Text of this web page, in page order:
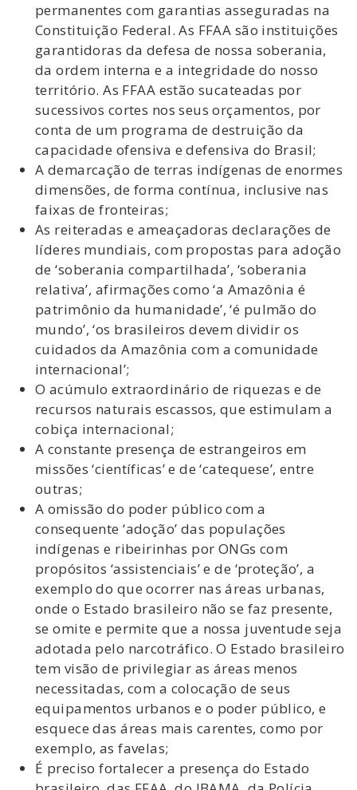
permanentes com garantias asseguradas na
Constituição Federal. As FFAA são instituições
garantidoras da defesa de nossa soberania,
da ordem interna e a integridade do nosso
território. As FFAA estão sucateadas por
sucessivos cortes nos seus orçamentos, por
conta de um programa de destruição da
capacidade ofensiva e defensiva do Brasil;
A demarcação de terras indígenas de enormes
dimensões, de forma contínua, inclusive nas
faixas de fronteiras;
As reiteradas e ameaçadoras declarações de
líderes mundiais, com propostas para adoção
de ‘soberania compartilhada’, ‘soberania
relativa’, afirmações como ‘a Amazônia é
patrimônio da humanidade’, ‘é pulmão do
mundo’, ‘os brasileiros devem dividir os
cuidados da Amazônia com a comunidade
internacional’;
O acúmulo extraordinário de riquezas e de
recursos naturais escassos, que estimulam a
cobiça internacional;
A constante presença de estrangeiros em
missões ‘científicas’ e de ‘catequese’, entre
outras;
A omissão do poder público com a
consequente ‘adoção’ das populações
indígenas e ribeirinhas por ONGs com
propósitos ‘assistenciais’ e de ‘proteção’, a
exemplo do que ocorrer nas áreas urbanas,
onde o Estado brasileiro não se faz presente,
se omite e permite que a nossa juventude seja
adotada pelo narcotráfico. O Estado brasileiro
tem visão de privilegiar as áreas menos
necessitadas, com a colocação de seus
equipamentos urbanos e o poder público, e
esquece das áreas mais carentes, como por
exemplo, as favelas;
É preciso fortalecer a presença do Estado